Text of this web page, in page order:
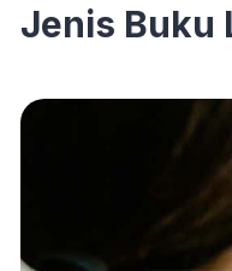
Jenis Buku